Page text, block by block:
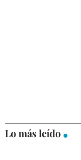
Lo más leído